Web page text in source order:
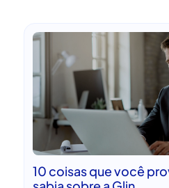
10 coisas que você